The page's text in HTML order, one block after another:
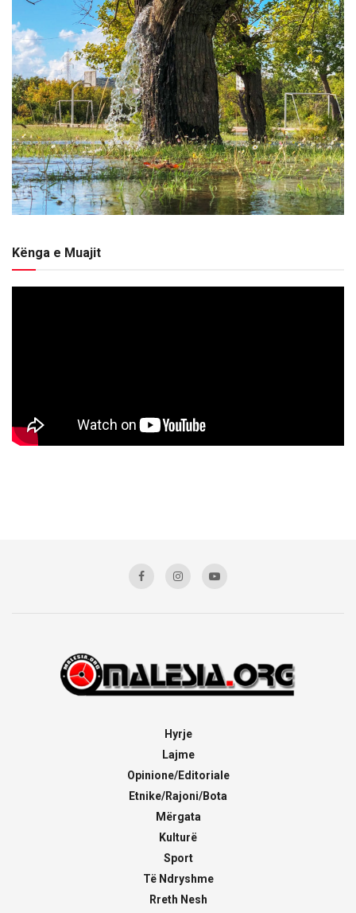
Kënga e Muajit
Hyrje
Lajme
Opinione/Editoriale
Etnike/Rajoni/Bota
Mërgata
Kulturë
Sport
Të Ndryshme
Rreth Nesh